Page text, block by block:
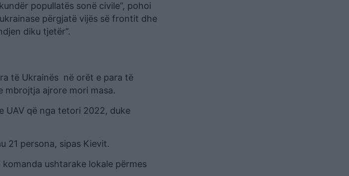
popullatës sonë civile”, pohoi
përgjatë vijës së frontit dhe
diku tjetër”.
të Ukrainës në orët e para të
mbrojtja ajrore mori masa.
UAV që nga tetori 2022, duke
21 persona, sipas Kievit.
ushtarake lokale përmes